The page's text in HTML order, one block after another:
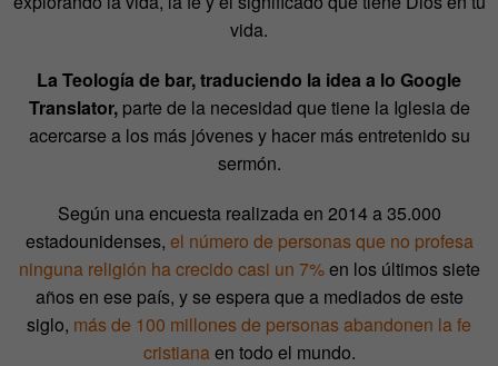
vida.
La Teología de bar, traduciendo la idea a lo Google
Translator,parte de la necesidad que tiene la Iglesia de
acercarse a los más jóvenes y hacer más entretenido su
sermón.
Según una encuesta realizada en 2014 a 35.000
estadounidenses, el número de personas que no profesa
ninguna religión ha crecido casi un 7%en los últimos siete
años en ese país, y se espera que a mediados de este
siglo, más de 100 millones de personas abandonen la fe
cristianaen todo el mundo.